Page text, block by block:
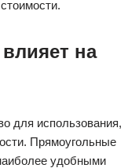
на
для использования,
Прямоугольные
удобными